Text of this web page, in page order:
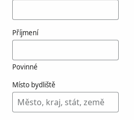
Příjmení
Povinné
Místo bydliště